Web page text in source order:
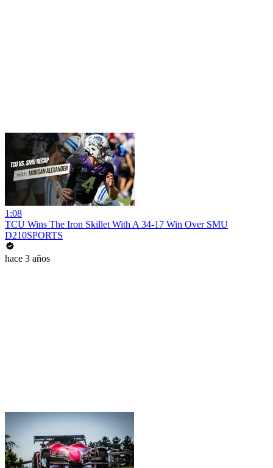
1:08
TCU Wins The Iron Skillet With A 34-17 Win Over SMU
D210SPORTS
hace 3 años